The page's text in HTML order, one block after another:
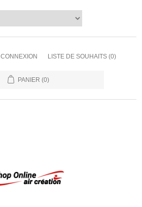
CONNEXION LISTE DE SOUHAITS (0)
PANIER (0)